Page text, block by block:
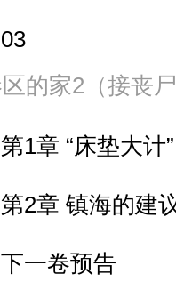
021 我真的只想
022 最后一块
023 四王爷的“天
024 源的天地同寿
03
脑洞 未来水
假面骑士相关脑洞
脑洞：当超越成
假面骑士脑洞大纲
的家2（接丧尸
第1章 “床垫大计”
第2章 镇海的建
下一卷预告